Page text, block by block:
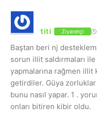
titi Ziyaretçi
Baştan beri nj
sorun illit saldırmaları ile
yapmalarına rağmen illit
getirdiler. Güya
bunu nasıl yapar. 1 .
onları bitiren kibir oldu.